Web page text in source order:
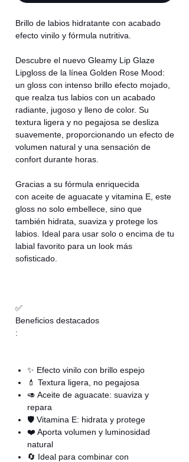
Brillo de labios hidratante con acabado
efecto vinilo y fórmula nutritiva.
Descubre el nuevo Gleamy Lip Glaze
Lipgloss de la línea Golden Rose Mood:
un gloss con intenso brillo efecto mojado,
que realza tus labios con un acabado
radiante, jugoso y lleno de color. Su
textura ligera y no pegajosa se desliza
suavemente, proporcionando un efecto de
volumen natural y una sensación de
confort durante horas.
Gracias a su fórmula enriquecida
con aceite de aguacate y vitamina E, este
gloss no solo embellece, sino que
también hidrata, suaviza y protege los
labios. Ideal para usar solo o encima de tu
labial favorito para un look más
sofisticado.
✅
Beneficios destacados
:
✨ Efecto vinilo con brillo espejo
💄 Textura ligera, no pegajosa
🥑 Aceite de aguacate: suaviza y
repara
🛡️ Vitamina E: hidrata y protege
❤️ Aporta volumen y luminosidad
natural
🔄 Ideal para combinar con